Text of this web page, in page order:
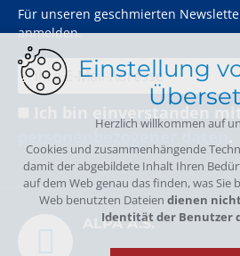
Für unseren geschmierten
anmelden.
Ich bin einverstanden mit
ALPA A.S.
Einstellung
Herzlich willkommen auf
Cookies und zusammenhängende
damit der abgebildete Inhalt Ihren
auf dem Web genau das finden, was Sie
Web benutzten Dateien dienen
Identität der Benutzer